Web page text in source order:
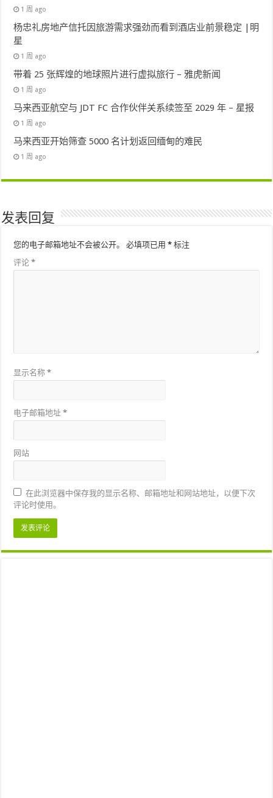
1 周 ago
杨忠礼房地产信托因旅游需求强劲而看到酒店业前景稳定 |明
星
1 周 ago
带着 25 张辉煌的地球照片进行虚拟旅行 – 雅虎新闻
1 周 ago
马来西亚航空与 JDT FC 合作伙伴关系续签至 2029 年 – 星报
1 周 ago
马来西亚开始筛查 5000 名计划返回缅甸的难民
1 周 ago
发表回复
您的电子邮箱地址不会被公开。 必填项已用* 标注
评论*
显示名称*
电子邮箱地址*
网站
在此浏览器中保存我的显示名称、邮箱地址和网站地址，以便下次
评论时使用。